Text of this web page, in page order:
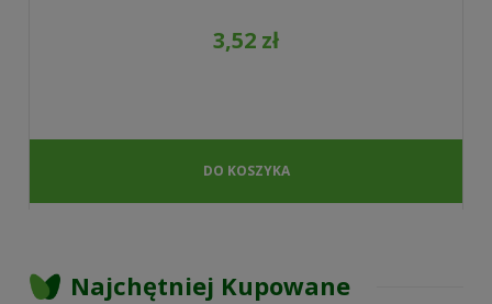
3,52 zł
DO KOSZYKA
Najchętniej Kupowane